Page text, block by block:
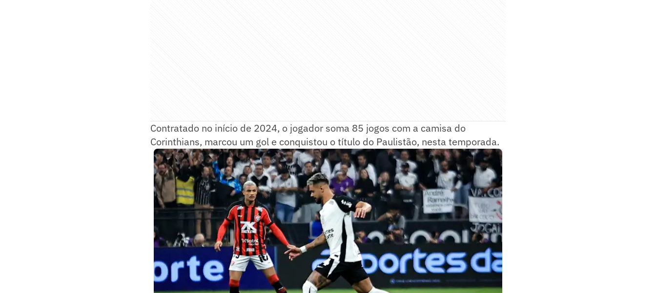
Contratado no início de 2024, o jogador soma 85 jogos com a camisa do
Corinthians, marcou um gol e conquistou o título do Paulistão, nesta temporada.